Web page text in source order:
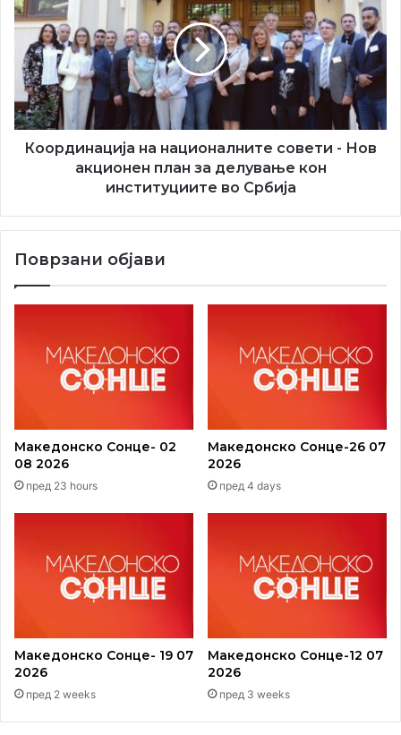
националните
совети
Нов
акционен
план
за
делување
Србија
Координација на националните совети - Нов
акционен план за делување кон
институциите во Србија
Поврзани објави
Македонско Сонце- 02
08 2026
пред 23 hours
Македонско Сонце-26 07
2026
пред 4 days
Македонско Сонце- 19 07
2026
пред 2 weeks
Македонско Сонце-12 07
2026
пред 3 weeks